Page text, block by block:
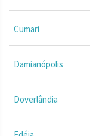
Cumari
Damianópolis
Doverlândia